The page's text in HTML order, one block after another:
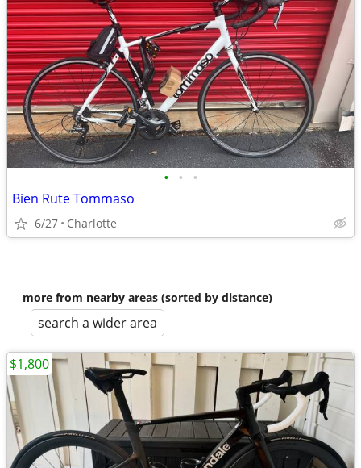
• • •
Bien Rute Tommaso
6/27 Charlotte
more from nearby areas (sorted by distance)
search a wider area
$1,800